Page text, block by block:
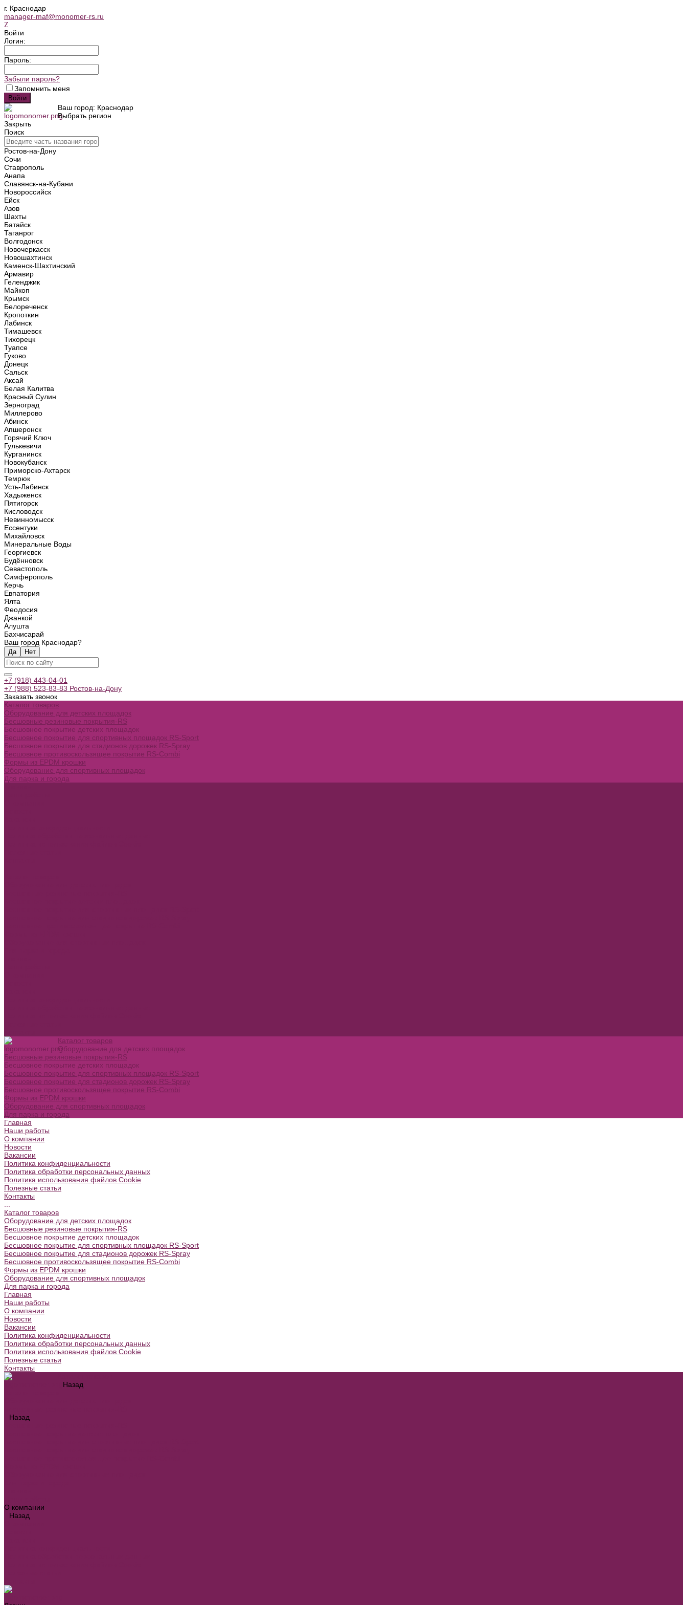
г. Краснодар
manager-maf@monomer-rs.ru
Войти
Логин:
Пароль:
Забыли пароль?
Запомнить меня
Ваш город: Краснодар
Выбрать регион
Закрыть
Поиск
Ростов-на-Дону
Сочи
Ставрополь
Анапа
Славянск-на-Кубани
Новороссийск
Ейск
Азов
Шахты
Батайск
Таганрог
Волгодонск
Новочеркасск
Новошахтинск
Каменск-Шахтинский
Армавир
Геленджик
Майкоп
Крымск
Белореченск
Кропоткин
Лабинск
Тимашевск
Тихорецк
Туапсе
Гуково
Донецк
Сальск
Аксай
Белая Калитва
Красный Сулин
Зерноград
Миллерово
Абинск
Апшеронск
Горячий Ключ
Гулькевичи
Курганинск
Новокубанск
Приморско-Ахтарск
Темрюк
Усть-Лабинск
Хадыженск
Пятигорск
Кисловодск
Невинномысск
Ессентуки
Михайловск
Минеральные Воды
Георгиевск
Будённовск
Севастополь
Симферополь
Керчь
Евпатория
Ялта
Феодосия
Джанкой
Алушта
Бахчисарай
Ваш город Краснодар?
Да Нет
+7 (918) 443-04-01
+7 (988) 523-83-83 Ростов-на-Дону
Заказать звонок
Каталог товаров
Оборудование для детских площадок
Бесшовные резиновые покрытия-RS
Бесшовное покрытие детских площадок
Бесшовное покрытие для спортивных площадок RS-Sport
Бесшовное покрытие для стадионов дорожек RS-Spray
Бесшовное противоскользящее покрытие RS-Combi
Формы из EPDM крошки
Оборудование для спортивных площадок
Для парка и города
Каталог товаров
Оборудование для детских площадок
Бесшовные резиновые покрытия-RS
Бесшовное покрытие детских площадок
Бесшовное покрытие для спортивных площадок RS-Sport
Бесшовное покрытие для стадионов дорожек RS-Spray
Бесшовное противоскользящее покрытие RS-Combi
Формы из EPDM крошки
Оборудование для спортивных площадок
Для парка и города
Главная
Наши работы
О компании
Новости
Вакансии
Политика конфиденциальности
Политика обработки персональных данных
Политика использования файлов Cookie
Полезные статьи
Контакты
Каталог товаров
Оборудование для детских площадок
Бесшовные резиновые покрытия-RS
Бесшовное покрытие детских площадок
Бесшовное покрытие для спортивных площадок RS-Sport
Бесшовное покрытие для стадионов дорожек RS-Spray
Бесшовное противоскользящее покрытие RS-Combi
Формы из EPDM крошки
Оборудование для спортивных площадок
Для парка и города
Главная
Наши работы
О компании
Новости
Вакансии
Политика конфиденциальности
Политика обработки персональных данных
Политика использования файлов Cookie
Полезные статьи
Контакты
Назад
Назад
О компании
Назад